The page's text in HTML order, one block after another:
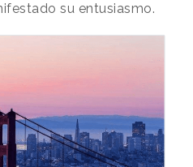
su entusiasmo.